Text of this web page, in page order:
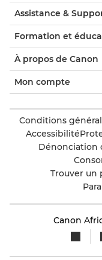
Assistance &
Formation et
À propos de Canon
Mon compte
Conditions
Accessibilité
Dénonciation
Trouver un
Canon